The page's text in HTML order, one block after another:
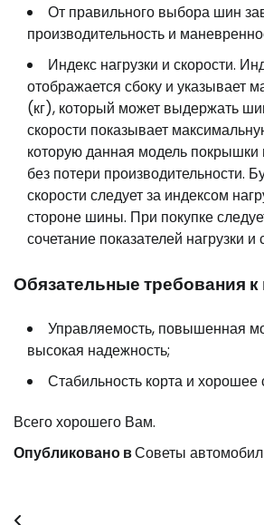
От правильного выбора шин
производительность и
Индекс нагрузки и скорости.
отображается сбоку и указывает
(кг), который может выдержать
скорости показывает
которую данная модель покрышки
без потери производительности.
скорости следует за индексом
стороне шины. При покупке
сочетание показателей нагрузки и
Обязательные требования
Управляемость, повышенная
высокая надежность;
Стабильность корта и хорошее
Всего хорошего Вам.
Опубликовано вСоветы